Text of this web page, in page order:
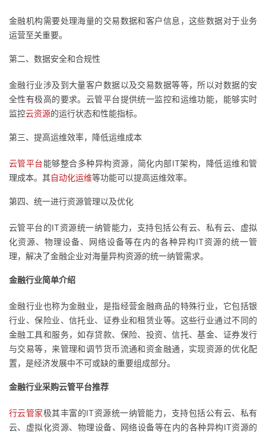
注
开
发
者
我
课
的
我
验
收
藏
的
Programs
我
的
支
的
技
术
我
的
云
议
金融机构需要处理海量的交易数据和客户信息，这些数据对于业务
运营至关重要。
第二、数据安全和合规性
金融行业涉及到大量客户数据以及交易数据等等，所以对数据的安
全性有极高的要求。云管平台提供统一监控和运维功能，能够实时
监控云资源的运行状态和性能指标。
第三、提高运维效率，降低运维成本
云管平台能够整合多种异构资源，简化内部IT架构，降低运维和管
理成本。其自动化运维等功能可以提高运维效率。
第四、统一进行资源管理以及优化
云管平台的IT资源统一纳管能力，支持包括公有云、私有云、虚拟
化资源、物理设备、网络设备等在内的各种异构IT资源的统一管
理，解决了金融企业对海量异构资源的统一纳管需求。
金融行业简单介绍
金融行业也称为金融业，是指经营金融商品的特殊行业，它包括银
行业、保险业、信托业、证券业和租赁业等。这些行业通过不同的
金融工具和服务，如存贷款、保险、投资、信托、基金、证券发行
与交易等，来管理和调节货币流通和资金融通，实现资源的优化配
置，是经济发展中不可或缺的重要组成部分。
金融行业采购云管平台推荐
行云管家极其丰富的IT资源统一纳管能力，支持包括公有云、私有
云、虚拟化资源、物理设备、网络设备等在内的各种异构IT资源的